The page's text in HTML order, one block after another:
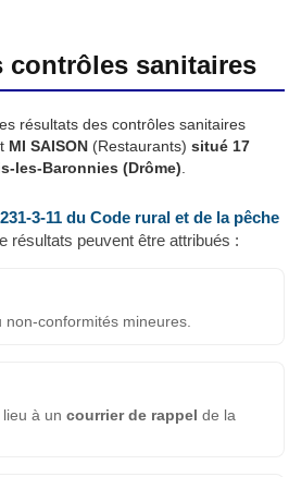
contrôles sanitaires
résultats des contrôles sanitaires
MI SAISON (Restaurants) situé 17
les-Baronnies (Drôme)
3-11 du Code rural et de la pêche
résultats peuvent être attribués :
conformités mineures.
lieu à uncourrier de rappel de la